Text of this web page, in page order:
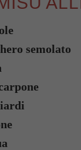
semolato